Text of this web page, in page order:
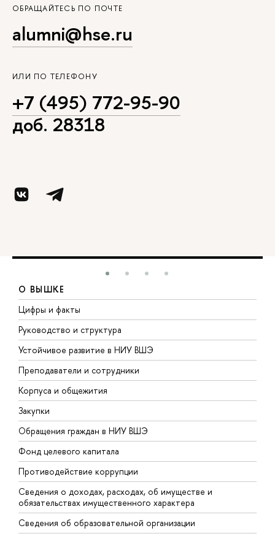
ОБРАЩАЙТЕСЬ ПО ПОЧТЕ
alumni@hse.ru
ИЛИ ПО ТЕЛЕФОНУ
+7 (495) 772-95-90
доб. 28318
О ВЫШКЕ
Цифры и факты
Руководство и структура
Устойчивое развитие в НИУ ВШЭ
Преподаватели и сотрудники
Корпуса и общежития
Закупки
Обращения граждан в НИУ ВШЭ
Фонд целевого капитала
Противодействие коррупции
Сведения о доходах, расходах, об имуществе и
обязательствах имущественного характера
Сведения об образовательной организации